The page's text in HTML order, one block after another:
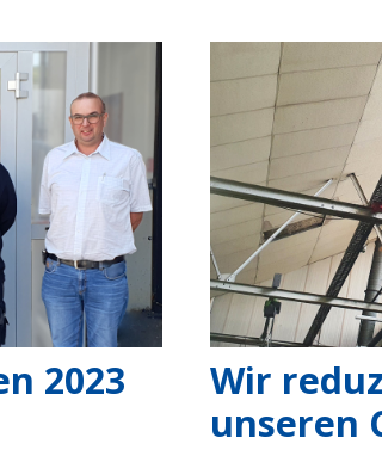
2023
Wir
unseren